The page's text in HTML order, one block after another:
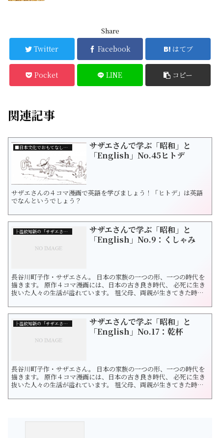
Share
Twitter Facebook はてブ
Pocket LINE コピー
関連記事
■日本文化でおもてなし☆ポップカルチャー
サザエさんで学ぶ「昭和」と
「English」No.45ヒトデ
サザエさんの４コマ漫画で英語を学びましょう！「ヒトデ」は英語
でなんというでしょう？
├温故知新の「サザエさん」
サザエさんで学ぶ「昭和」と
「English」No.9：くしゃみ
長谷川町子作・サザエさん。 日本の家族の一つの形、一つの時代を
描きます。 原作４コマ漫画には、日本の古き良き時代、 必死に生き
抜いた人々の生活が溢れています。 祖父母、両親が生きてきた時代
画を通じて和洋を探求します。 今回は「くしゃみ」です。 くしゃみ
＝sneeze（スニーズ） くしゃみの擬声語は「ハックション」で...
├温故知新の「サザエさん」
サザエさんで学ぶ「昭和」と
「English」No.17：乾杯
長谷川町子作・サザエさん。 日本の家族の一つの形、一つの時代を
描きます。 原作４コマ漫画には、日本の古き良き時代、 必死に生き
抜いた人々の生活が溢れています。 祖父母、両親が生きてきた時代
画を通じて和洋を探求します。 今回は、飲みニュケーションは大